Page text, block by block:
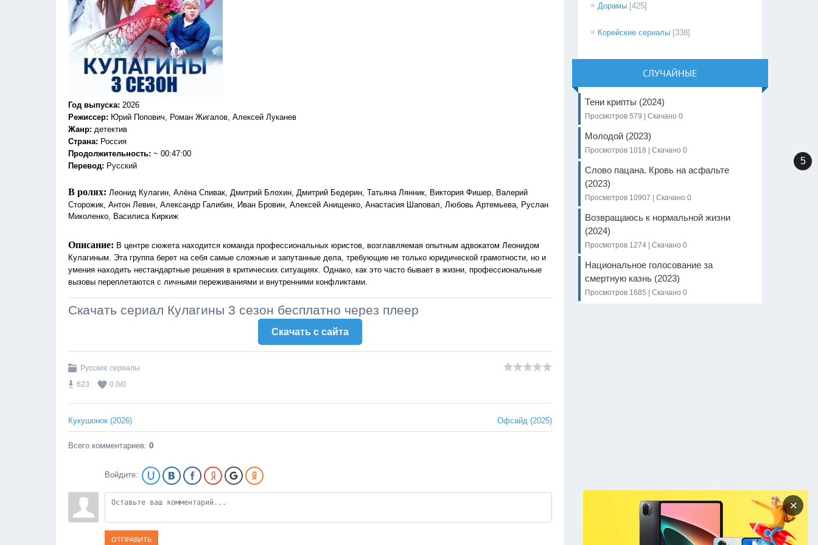
Год выпуска: 2026
Режиссер: Юрий Попович, Роман Жигалов, Алексей Луканев
Жанр: детектив
Страна: Россия
Продолжительность: ~ 00:47:00
Перевод: Русский
В ролях: Леонид Кулагин, Алёна Спивак, Дмитрий Блохин, Дмитрий Бедерин, Татьяна Лянник, Виктория Фишер, Валерий
Сторожик, Антон Левин, Александр Галибин, Иван Бровин, Алексей Анищенко, Анастасия Шаповал, Любовь Артемьева, Руслан
Миколенко, Василиса Киркиж
Описание: В центре сюжета находится команда профессиональных юристов, возглавляемая опытным адвокатом Леонидом
Кулагиным. Эта группа берет на себя самые сложные и запутанные дела, требующие не только юридической грамотности, но и
умения находить нестандартные решения в критических ситуациях. Однако, как это часто бывает в жизни, профессиональные
вызовы переплетаются с личными переживаниями и внутренними конфликтами.
Скачать сериал Кулагины 3 сезон бесплатно через плеер
Скачать c сайта
Русские сериалы
623
0.0/0
Кукушонок (2026) Офсайд (2025)
Всего комментариев: 0
Войдите:
ОТПРАВИТЬ
Дорамы [425]
Корейские сериалы [338]
СЛУЧАЙНЫЕ
Тени крипты (2024)
Просмотров 579 | Скачано 0
Молодой (2023)
Просмотров 1018 | Скачано 0
Слово пацана. Кровь на асфальте
(2023)
Просмотров 10907 | Скачано 0
Возвращаюсь к нормальной жизни
(2024)
Просмотров 1274 | Скачано 0
Национальное голосование за
смертную казнь (2023)
Просмотров 1685 | Скачано 0
5
✕